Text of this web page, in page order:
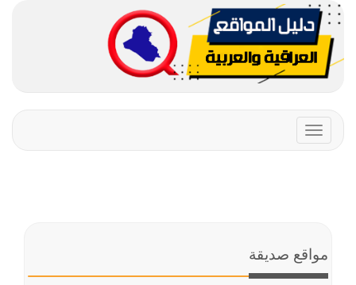
Toggle
navigation
مواقع صديقة